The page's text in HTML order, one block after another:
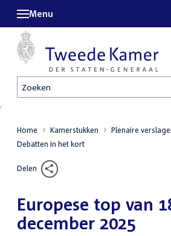
Zoeken
Menu
Home Kamerstukken
Plenaire
Debatten in het kort
Delen
Europese top van
december 2025